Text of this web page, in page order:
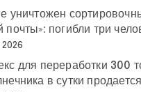
уничтожен
почты»: погибли три
2026
для переработки 300
в сутки